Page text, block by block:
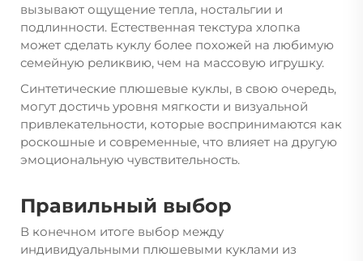
вызывают ощущение тепла, ностальгии и
подлинности. Естественная текстура хлопка
может сделать куклу более похожей на любимую
семейную реликвию, чем на массовую игрушку.
Синтетические плюшевые куклы, в свою очередь,
могут достичь уровня мягкости и визуальной
привлекательности, которые воспринимаются как
роскошные и современные, что влияет на другую
эмоциональную чувствительность.
Правильный выбор
В конечном итоге выбор между
индивидуальными плюшевыми куклами из